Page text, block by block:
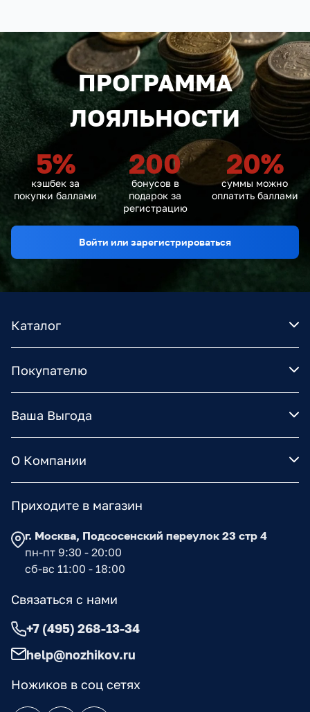
ПРОГРАММА
ЛОЯЛЬНОСТИ
5%
кэшбек за
покупки баллами
200
бонусов в
подарок за
регистрацию
20%
суммы можно
оплатить баллами
Войти или зарегистрироваться
Каталог
Покупателю
Ваша Выгода
О Компании
Ножиков в соц сетях
Приходите в магазин
г. Москва, Подсосенский переулок 23 стр 4
пн-пт 9:30 - 20:00
сб-вс 11:00 - 18:00
Связаться с нами
+7 (495) 268-13-34
help@nozhikov.ru